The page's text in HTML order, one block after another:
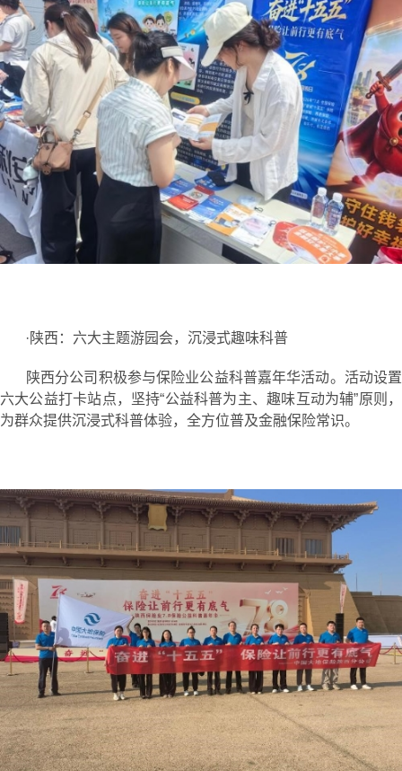
·陕西：六大主题游园会，沉浸式趣味科普
陕西分公司积极参与保险业公益科普嘉年华活动。活动设置
六大公益打卡站点，坚持“公益科普为主、趣味互动为辅”原则，
为群众提供沉浸式科普体验，全方位普及金融保险常识。